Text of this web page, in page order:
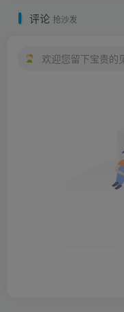
评论 抢沙发
欢迎您留下宝贵的